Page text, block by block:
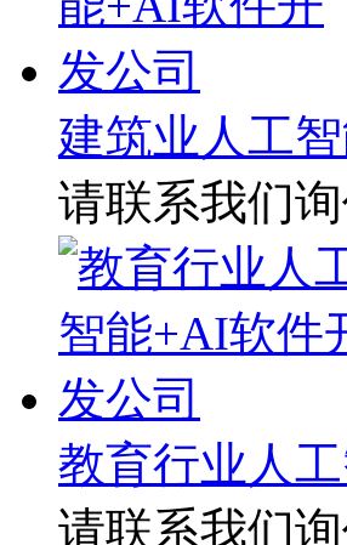
建筑业人工
请联系我们
教育行业人
请联系我们